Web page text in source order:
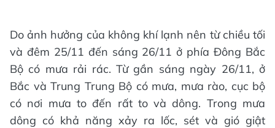
Do ảnh hưởng của không khí lạnh nên từ chiều tối
và đêm 25/11 đến sáng 26/11 ở phía Đông Bắc
Bộ có mưa rải rác. Từ gần sáng ngày 26/11, ở
Bắc và Trung Trung Bộ có mưa, mưa rào, cục bộ
có nơi mưa to đến rất to và dông. Trong mưa
dông có khả năng xảy ra lốc, sét và gió giật